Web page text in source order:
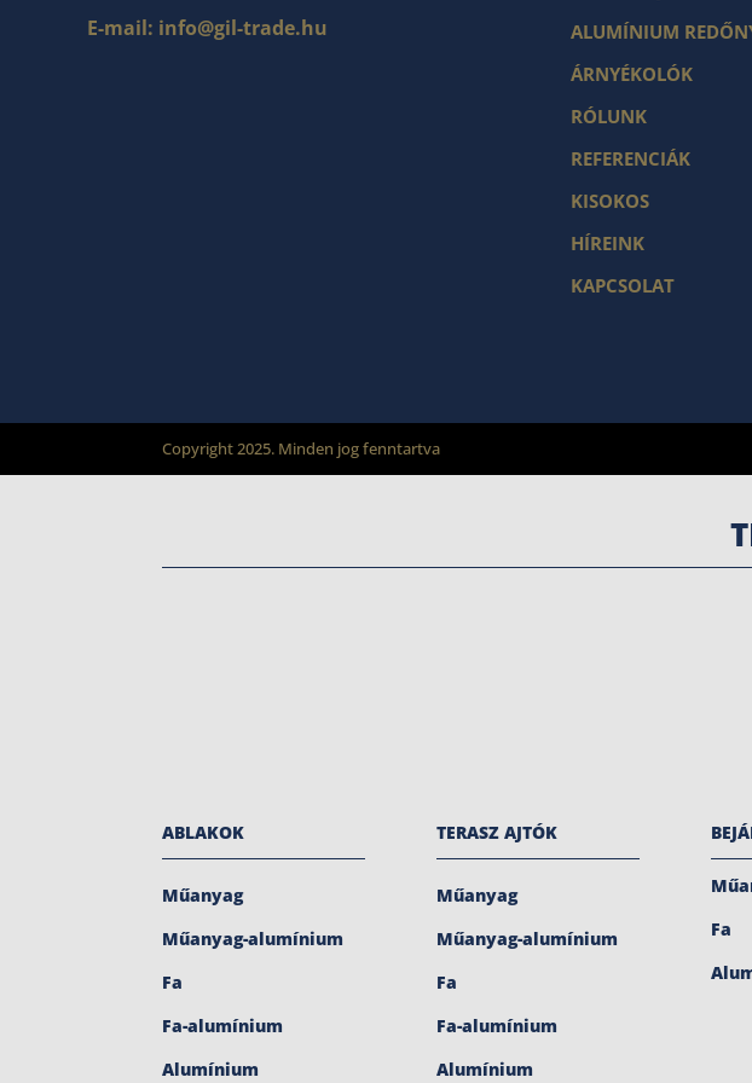
E-mail: info@gil-trade.hu
ALUMÍNIUM
ÁRNYÉKOLÓK
RÓLUNK
REFERENCIÁK
KISOKOS
HÍREINK
KAPCSOLAT
Copyright 2025. Minden jog fenntartva
ABLAKOK
Műanyag
Műanyag-alumínium
Fa
Fa-alumínium
Alumínium
TERASZ AJTÓK
Műanyag
Műanyag-alumínium
Fa
Fa-alumínium
Alumínium
Fa